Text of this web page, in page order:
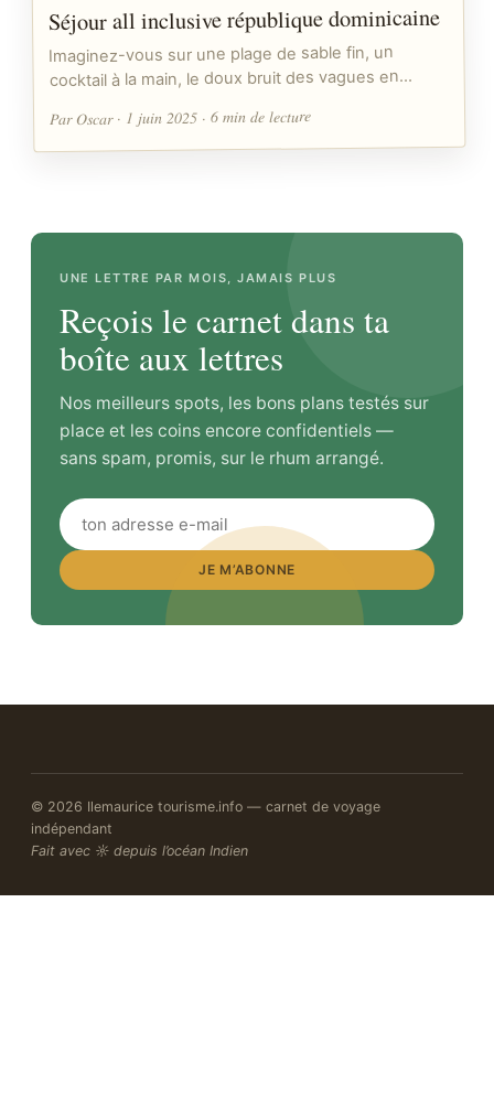
Séjour all inclusive république dominicaine
Imaginez-vous sur une plage de sable fin, un
cocktail à la main, le doux bruit des vagues en…
Par Oscar · 1 juin 2025 · 6 min de lecture
UNE LETTRE PAR MOIS, JAMAIS PLUS
Reçois le carnet dans ta
boîte aux lettres
Nos meilleurs spots, les bons plans testés sur
place et les coins encore confidentiels —
sans spam, promis, sur le rhum arrangé.
JE M’ABONNE
© 2026 Ilemaurice tourisme.info — carnet de voyage
indépendant
Fait avec ☼ depuis l’océan Indien